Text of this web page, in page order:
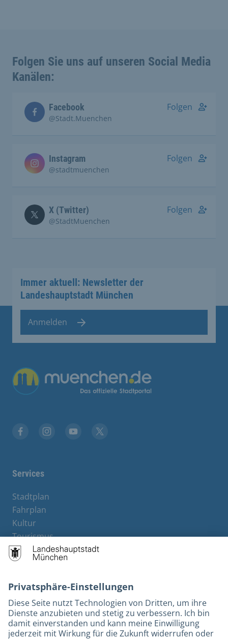
Folgen Sie uns auf unseren Social Media
Kanälen:
Facebook
@Stadt.Muenchen
Folgen
Instagram
@stadtmuenchen
Folgen
X (Twitter)
@StadtMuenchen
Folgen
Immer aktuell: Newsletter der
Landeshauptstadt München
Anmelden
Services
Stadtplan
Fahrplan
Kultur
Tourismus
M-Strom
Bürgerservice
Kontakt
Barrierefreiheit